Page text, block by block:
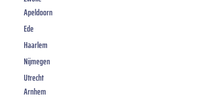
Apeldoorn
Ede
Haarlem
Nijmegen
Utrecht
Arnhem